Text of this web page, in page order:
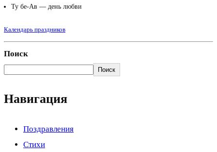
Ту бе-Ав — день любви
Календарь праздников
Поиск
Поиск
Навигация
Поздравления
Стихи